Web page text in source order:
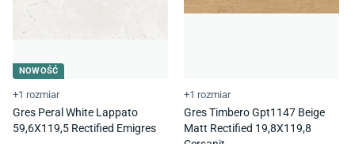
NOWOŚĆ
+1 rozmiar
Gres Peral White Lappato
59,6X119,5 Rectified Emigres
+1 rozmiar
Gres Timbero Gpt1147 Beige
Matt Rectified 19,8X119,8